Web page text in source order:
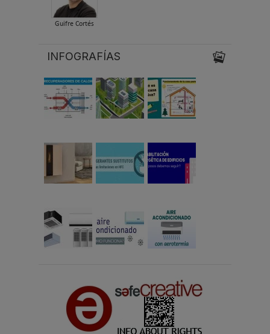
Guifre Cortés
INFOGRAFÍAS